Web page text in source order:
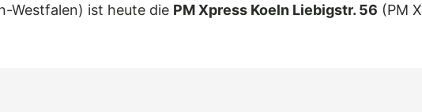
Westfalen) ist heute die PM Xpress Koeln Liebigstr. 56 (PM